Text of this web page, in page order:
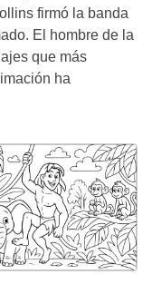
firmó la banda
El hombre de la
que más
ha